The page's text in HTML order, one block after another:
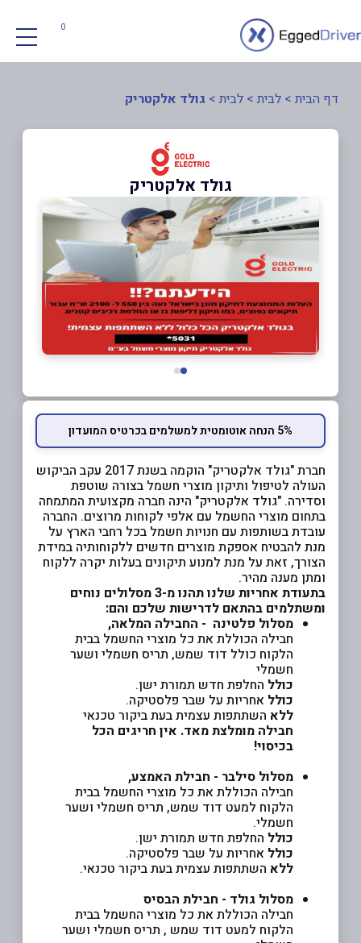
0
דף הבית > לבית > לבית > גולד אלקטריק
גולד אלקטריק
5% הנחה אוטומטית למשלמים בכרטיס המועדון
חברת "גולד אלקטריק" הוקמה בשנת 2017 עקב הביקוש
העולה לטיפול ותיקון מוצרי חשמל בצורה שוטפת
וסדירה. "גולד אלקטריק" הינה חברה מקצועית המתמחה
בתחום מוצרי החשמל עם אלפי לקוחות מרוצים. החברה
עובדת בשותפות עם חנויות חשמל בכל רחבי הארץ על
מנת להבטיח אספקת מוצרים חדשים ללקוחותיה במידת
הצורך, זאת על מנת למנוע תיקונים בעלות יקרה ללקוח
ומתן מענה מהיר.
בתעודת אחריות שלנו תהנו מ-3 מסלולים נוחים
ומשתלמים בהתאם לדרישות שלכם והם:
מסלול פלטינה - החבילה המלאה,
חבילה הכוללת את כל מוצרי החשמל בבית
הלקוח כולל דוד שמש, תריס חשמלי ושער
חשמלי
כולל החלפת חדש תמורת ישן.
כולל אחריות על שבר פלסטיקה.
ללא השתתפות עצמית בעת ביקור טכנאי
חבילה מומלצת מאד. אין חריגים הכל
בכיסוי!
מסלול סילבר - חבילת האמצע,
חבילה הכוללת את כל מוצרי החשמל בבית
הלקוח למעט דוד שמש, תריס חשמלי ושער
חשמלי.
כולל החלפת חדש תמורת ישן.
כולל אחריות על שבר פלסטיקה.
ללא השתתפות עצמית בעת ביקור טכנאי.
מסלול גולד - חבילת הבסיס
חבילה הכוללת את כל מוצרי החשמל בבית
הלקוח למעט דוד שמש , תריס חשמלי ושער